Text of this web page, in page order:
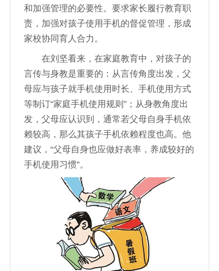
和加强管理的必要性。要求家长履行教育职
责，加强对孩子使用手机的督促管理，形成
家校协同育人合力。
在刘坚看来，在家庭教育中，对孩子的
言传与身教是重要的：从言传角度出发，父
母应与孩子就手机使用时长、手机使用方式
等制订“家庭手机使用规则”；从身教角度出
发，父母应认识到，通常若父母自身手机依
赖较高，那么其孩子手机依赖程度也高。他
建议，“父母自身也应做好表率，养成较好的
手机使用习惯”。